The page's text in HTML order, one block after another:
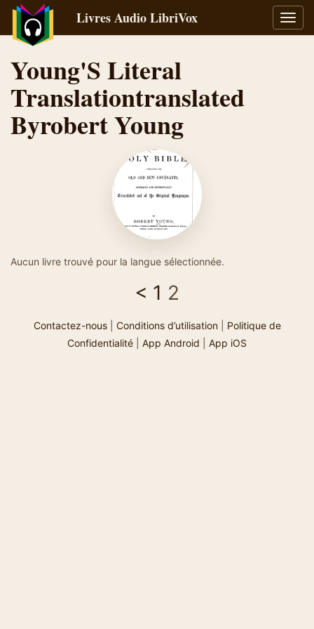
la
Livres Audio LibriVox
Young'S Literal
Translationtranslated
Byrobert Young
Aucun livre trouvé pour la langue sélectionnée.
< 1 2
Contactez-nous| Conditions d’utilisation| Politique de
Confidentialité
App Android App iOS